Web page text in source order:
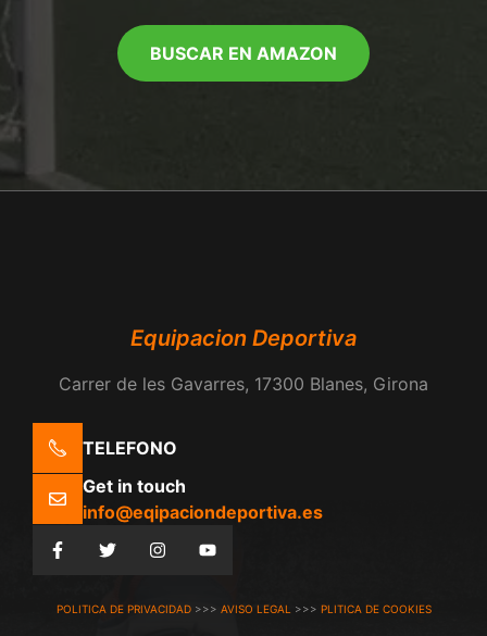
BUSCAR EN AMAZON
Equipacion Deportiva
Carrer de les Gavarres, 17300 Blanes, Girona
TELEFONO
Get in touch
info@eqipaciondeportiva.es
POLITICA DE PRIVACIDAD>>> AVISO LEGAL>>> PLITICA DE COOKIES